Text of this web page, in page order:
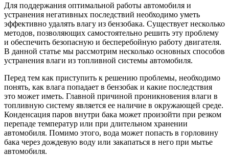
Для поддержания оптимальной работы автомобиля и
устранения негативных последствий необходимо уметь
эффективно удалять влагу из бензобака. Существует несколько
методов, позволяющих самостоятельно решить эту проблему
и обеспечить безопасную и бесперебойную работу двигателя.
В данной статье мы рассмотрим несколько основных способов
устранения влаги из топливной системы автомобиля.
Перед тем как приступить к решению проблемы, необходимо
понять, как влага попадает в бензобак и какие последствия
это может иметь. Главной причиной проникновения влаги в
топливную систему является ее наличие в окружающей среде.
Конденсация паров внутри бака может произойти при резком
перепаде температур или при длительном хранении
автомобиля. Помимо этого, вода может попасть в горловину
бака через дождевую воду или закапаться в него при мытье
автомобиля.